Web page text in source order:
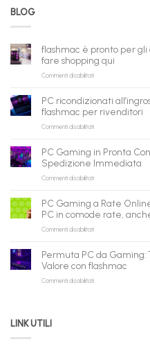
BLOG
flashmac è pronto per gli
fare shopping qui
Commenti disabilitatisu
pronto
per
gli
AI:
il
tuo
assistente
può
fare
shopping
qui
PC ricondizionati
flashmac per rivenditori
Commenti disabilitatisu
ricondizionati
all’ingrosso:
la
nuova
B2B
flashmac
per
rivenditori
PC Gaming in Pronta
Spedizione Immediata
Commenti disabilitatisu
Gaming
in
Pronta
Consegna
Nuovi
Ricondizionati,
Spedizione
PC Gaming a Rate
PC in comode rate,
Commenti disabilitatisu
Gaming
a
Rate
Online:
Permuta PC da Gaming:
Valore con flashmac
Commenti disabilitatisu
LINK UTILI